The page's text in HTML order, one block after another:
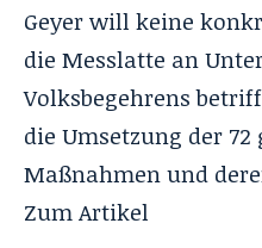
Geyer will keine
die Messlatte an
Volksbegehrens
die Umsetzung der
Maßnahmen und
ZumArtikel